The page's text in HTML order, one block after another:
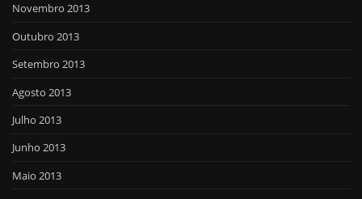
Novembro 2013
Outubro 2013
Setembro 2013
Agosto 2013
Julho 2013
Junho 2013
Maio 2013